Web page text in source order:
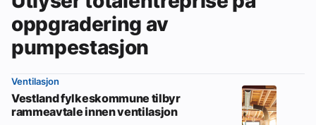
oppgradering av
pumpestasjon
Ventilasjon
Vestland fylkeskommune tilbyr
rammeavtale innen ventilasjon